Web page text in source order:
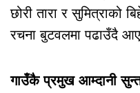
छोरी तारा र सुमित्राको
रचना बुटवलमा पढाउँदै
गाउँकै प्रमुख आम्दानी